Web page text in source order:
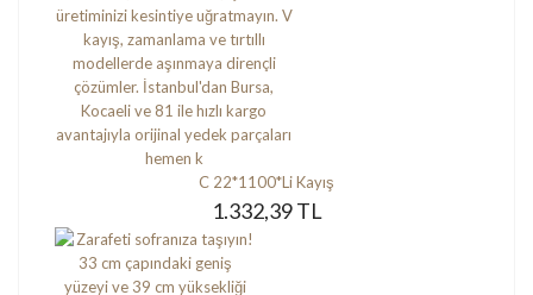
C 22*1100*Li Kayış
1.332,39 TL